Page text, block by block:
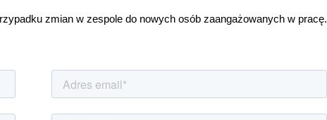
zmian w zespole do nowych osób zaangażowanych w pracę.